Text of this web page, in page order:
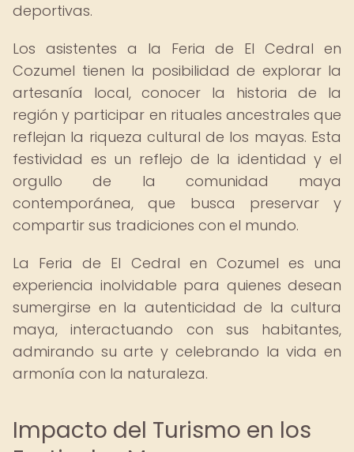
deportivas.
Los asistentes a la Feria de El Cedral en
Cozumel tienen la posibilidad de explorar la
artesanía local, conocer la historia de la
región y participar en rituales ancestrales que
reflejan la riqueza cultural de los mayas. Esta
festividad es un reflejo de la identidad y el
orgullo de la comunidad maya
contemporánea, que busca preservar y
compartir sus tradiciones con el mundo.
La Feria de El Cedral en Cozumel es una
experiencia inolvidable para quienes desean
sumergirse en la autenticidad de la cultura
maya, interactuando con sus habitantes,
admirando su arte y celebrando la vida en
armonía con la naturaleza.
Impacto del Turismo en los